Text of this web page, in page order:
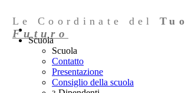
Le Coordinate delTuo
Futuro
Scuola
Scuola
Contatto
Presentazione
Consiglio della scuola